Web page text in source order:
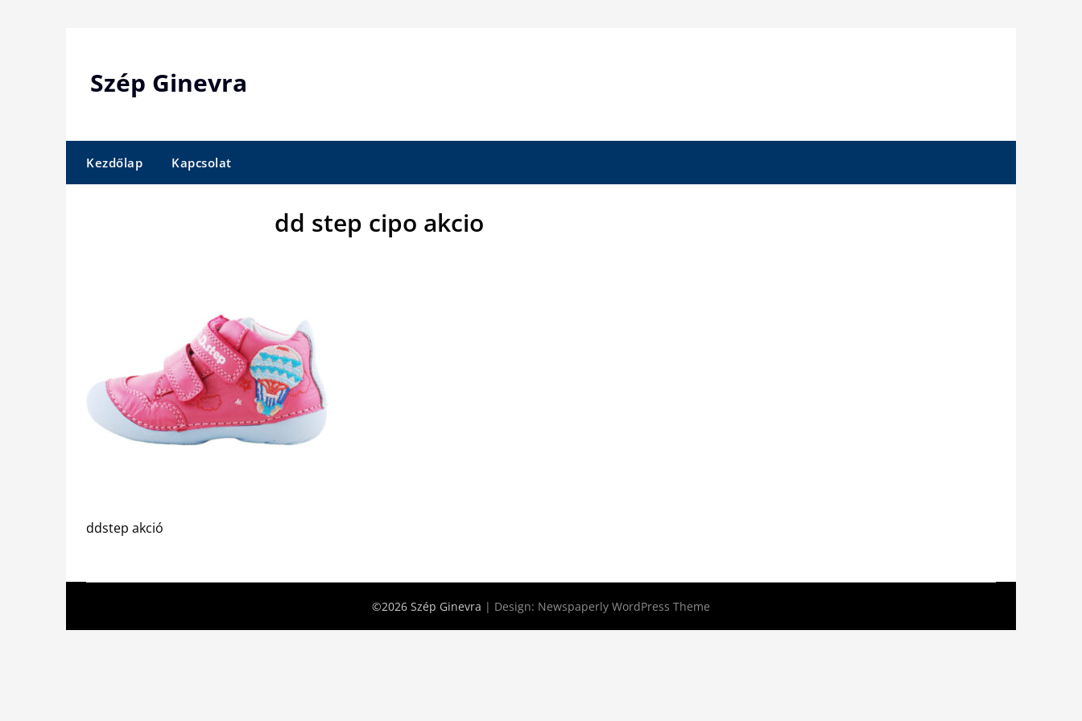
Szép Ginevra
Kezdőlap Kapcsolat
dd step cipo akcio
ddstep akció
©2026 Szép Ginevra | Design: Newspaperly WordPress Theme